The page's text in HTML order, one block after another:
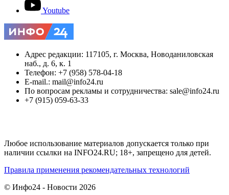
Youtube
Адрес редакции: 117105, г. Москва, Новоданиловская
наб., д. 6, к. 1
Телефон: +7 (958) 578-04-18
E-mail.: mail@info24.ru
По вопросам рекламы и сотрудничества: sale@info24.ru
+7 (915) 059-63-33
Любое использование материалов допускается только при
наличии ссылки на INFO24.RU; 18+, запрещено для детей.
Правила применения рекомендательных технологий
© Инфо24 - Новости 2026